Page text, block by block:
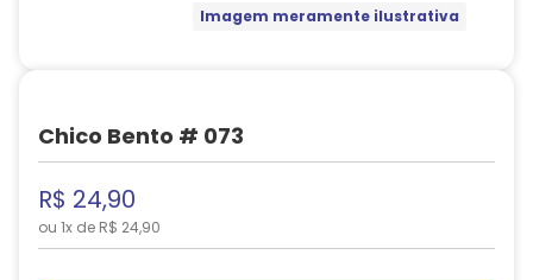
Imagem meramente ilustrativa
Chico Bento # 073
R$ 24,90
ou 1x de R$ 24,90